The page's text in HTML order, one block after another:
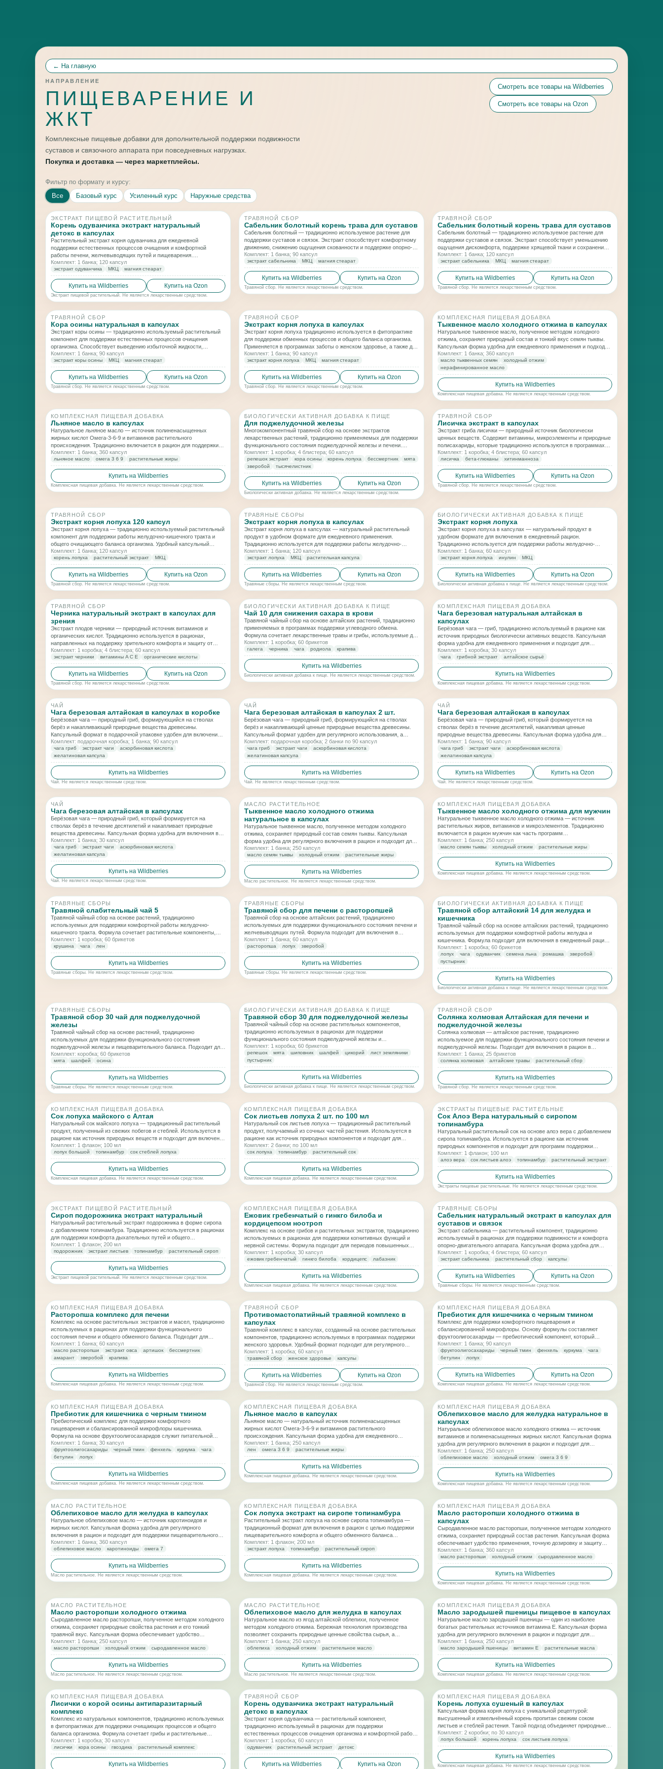
← На главную
НАПРАВЛЕНИЕ
ПИЩЕВАРЕНИЕ И
ЖКТ
Комплексные пищевые добавки для дополнительной поддержки подвижности
суставов и связочного аппарата при повседневных нагрузках.
Покупка и доставка — через маркетплейсы.
Смотреть все товары на Wildberries
Смотреть все товары на Ozon
Фильтр по формату и курсу:
Все
Базовый курс Усиленный курс Наружные средства
ЭКСТРАКТ ПИЩЕВОЙ РАСТИТЕЛЬНЫЙ
Корень одуванчика экстракт натуральный
детокс в капсулах
Растительный экстракт корня одуванчика для ежедневной
поддержки естественных процессов очищения и комфортной
работы печени, желчевыводящих путей и пищеварения.
Способствует нормализации функций ЖКТ и мягкому
лимфодренажному эффекту.
Комплект: 1 банка; 120 капсул
экстракт одуванчика МКЦ магния стеарат
Купить на Wildberries Купить на Ozon
Экстракт пищевой растительный. Не является лекарственным средством.
ТРАВЯНОЙ СБОР
Сабельник болотный корень трава для суставов
Сабельник болотный — традиционно используемое растение для
поддержки суставов и связок. Экстракт способствует комфортному
движению, снижению ощущения скованности и поддержке опорно-
двигательного аппарата при регулярном применении.
Комплект: 1 банка; 90 капсул
экстракт сабельника МКЦ магния стеарат
Купить на Wildberries Купить на Ozon
Травяной сбор. Не является лекарственным средством.
ТРАВЯНОЙ СБОР
Сабельник болотный корень трава для суставов
Сабельник болотный — традиционно используемое растение для
поддержки суставов и связок. Экстракт способствует уменьшению
ощущения дискомфорта, поддержке хрящевой ткани и сохранению
подвижности опорно-двигательного аппарата при регулярном
применении.
Комплект: 1 банка; 120 капсул
экстракт сабельника МКЦ магния стеарат
Купить на Wildberries Купить на Ozon
Травяной сбор. Не является лекарственным средством.
ТРАВЯНОЙ СБОР
Кора осины натуральная в капсулах
Экстракт коры осины — традиционно используемый растительный
компонент для поддержки естественных процессов очищения
организма. Способствует выведению избыточной жидкости,
поддержке работы поджелудочной железы и общему ощущению
лёгкости и комфорта при регулярном применении.
Комплект: 1 банка; 90 капсул
экстракт коры осины МКЦ магния стеарат
Купить на Wildberries Купить на Ozon
Травяной сбор. Не является лекарственным средством.
ТРАВЯНОЙ СБОР
Экстракт корня лопуха в капсулах
Экстракт корня лопуха традиционно используется в фитопрактике
для поддержки обменных процессов и общего баланса организма.
Применяется в программах заботы о женском здоровье, а также для
поддержки суставов и комфортного самочувствия при нарушениях
солевого обмена.
Комплект: 1 банка; 90 капсул
экстракт корня лопуха МКЦ магния стеарат
Купить на Wildberries Купить на Ozon
Травяной сбор. Не является лекарственным средством.
КОМПЛЕКСНАЯ ПИЩЕВАЯ ДОБАВКА
Тыквенное масло холодного отжима в капсулах
Натуральное тыквенное масло, полученное методом холодного
отжима, сохраняет природный состав и тонкий вкус семян тыквы.
Капсульная форма удобна для ежедневного применения и подходит
для включения в рацион как источник ценных растительных жиров.
Комплект: 1 банка; 360 капсул
масло тыквенных семян
холодный отжим
нерафинированное масло
Купить на Wildberries
Комплексная пищевая добавка. Не является лекарственным средством.
КОМПЛЕКСНАЯ ПИЩЕВАЯ ДОБАВКА
Льняное масло в капсулах
Натуральное льняное масло — источник полиненасыщенных
жирных кислот Омега-3-6-9 и витаминов растительного
происхождения. Традиционно включается в рацион для поддержки
комфортного пищеварения и естественных процессов очищения
кишечника.
Комплект: 1 банка; 360 капсул
льняное масло омега 3 6 9 растительные жиры
Купить на Wildberries
Комплексная пищевая добавка. Не является лекарственным средством.
БИОЛОГИЧЕСКИ АКТИВНАЯ ДОБАВКА К ПИЩЕ
Для поджелудочной железы
Многокомпонентный травяной сбор на основе экстрактов
лекарственных растений, традиционно применяемых для поддержки
функционального состояния поджелудочной железы и печени.
Комплекс направлен на мягкую поддержку обменных процессов,
снижение ощущения дискомфорта и общее улучшение
самочувствия.
Комплект: 1 коробка; 4 блистера; 60 капсул
репешок экстракт кора осины корень лопуха бессмертник
мята
зверобой
тысячелистник
Купить на Wildberries Купить на Ozon
Биологически активная добавка. Не является лекарственным средством.
ТРАВЯНОЙ СБОР
Лисичка экстракт в капсулах
Экстракт гриба лисички — природный источник биологически
ценных веществ. Содержит витамины, микроэлементы и природные
полисахариды, которые традиционно используются в программах
очищения и поддержки общего баланса организма.
Комплект: 1 коробка; 4 блистера; 60 капсул
лисичка бета-глюканы хитинманноза
Купить на Wildberries Купить на Ozon
Травяной сбор. Не является лекарственным средством.
ТРАВЯНОЙ СБОР
Экстракт корня лопуха 120 капсул
Экстракт корня лопуха — традиционно используемый растительный
компонент для поддержки работы желудочно-кишечного тракта и
общего очищающего баланса организма. Удобный капсульный
формат подходит для включения в ежедневный рацион.
Комплект: 1 банка; 120 капсул
корень лопуха растительный экстракт МКЦ
Купить на Wildberries Купить на Ozon
Травяной сбор. Не является лекарственным средством.
ТРАВЯНЫЕ СБОРЫ
Экстракт корня лопуха в капсулах
Экстракт корня лопуха в капсулах — натуральный растительный
продукт в удобном формате для ежедневного применения.
Традиционно используется для поддержки работы желудочно-
кишечного тракта, общего очищающего баланса организма и
комфортного самочувствия.
Комплект: 1 банка; 120 капсул
экстракт лопуха МКЦ растительная капсула
Купить на Wildberries Купить на Ozon
Травяные сборы. Не является лекарственным средством.
БИОЛОГИЧЕСКИ АКТИВНАЯ ДОБАВКА К ПИЩЕ
Экстракт корня лопуха
Экстракт корня лопуха в капсулах — натуральный продукт в
удобном формате для включения в ежедневный рацион.
Традиционно используется для поддержки работы желудочно-
кишечного тракта, общего очищающего баланса организма и
комфортного самочувствия.
Комплект: 1 банка; 60 капсул
экстракт корня лопуха инулин МКЦ
Купить на Wildberries Купить на Ozon
Биологически активная добавка к пище. Не является лекарственным средством.
ТРАВЯНОЙ СБОР
Черника натуральный экстракт в капсулах для
зрения
Экстракт плодов черники — природный источник витаминов и
органических кислот. Традиционно используется в рационах,
направленных на поддержку зрительного комфорта и защиту от
влияния внешних факторов при ежедневных нагрузках.
Комплект: 1 коробка; 4 блистера; 60 капсул
экстракт черники витамины A C E органические кислоты
Купить на Wildberries Купить на Ozon
Травяной сбор. Не является лекарственным средством.
БИОЛОГИЧЕСКИ АКТИВНАЯ ДОБАВКА К ПИЩЕ
Чай 10 для снижения сахара в крови
Травяной чайный сбор на основе алтайских растений, традиционно
применяемых в программах поддержки углеводного обмена.
Формула сочетает лекарственные травы и грибы, используемые для
поддержания баланса сахара и общего самочувствия при
включении в рацион.
Комплект: 1 коробка; 60 брикетов
галега черника чага родиола крапива
Купить на Wildberries
Биологически активная добавка к пище. Не является лекарственным средством.
КОМПЛЕКСНАЯ ПИЩЕВАЯ ДОБАВКА
Чага березовая натуральная алтайская в
капсулах
Берёзовая чага — гриб, традиционно используемый в рационе как
источник природных биологически активных веществ. Капсульная
форма удобна для ежедневного применения и подходит для
программ поддержки общего тонуса и защитных сил организма.
Комплект: 1 коробка; 30 капсул
чага грибной экстракт алтайское сырьё
Купить на Wildberries
Комплексная пищевая добавка. Не является лекарственным средством.
ЧАЙ
Чага березовая алтайская в капсулах в коробке
Берёзовая чага — природный гриб, формирующийся на стволах
берёз и накапливающий природные вещества древесины.
Капсульный формат в подарочной упаковке удобен для включения в
рацион и ежедневного использования.
Комплект: подарочная коробка; 1 банка; 90 капсул
чага гриб экстракт чаги
аскорбиновая кислота
желатиновая капсула
Купить на Wildberries
Чай. Не является лекарственным средством.
ЧАЙ
Чага березовая алтайская в капсулах 2 шт.
Берёзовая чага — природный гриб, формирующийся на стволах
берёз и накапливающий ценные природные вещества древесины.
Капсульный формат удобен для регулярного использования, а
набор из двух банок подойдёт для длительного применения.
Комплект: подарочная коробка; 2 банки по 90 капсул
чага гриб экстракт чаги
аскорбиновая кислота
желатиновая капсула
Купить на Wildberries
Чай. Не является лекарственным средством.
ЧАЙ
Чага березовая алтайская в капсулах
Берёзовая чага — природный гриб, который формируется на
стволах берёз в течение десятилетий, накапливая ценные
природные вещества древесины. Капсульная форма удобна для
регулярного применения и включения в рацион.
Комплект: 1 банка; 90 капсул
чага гриб экстракт чаги
аскорбиновая кислота
желатиновая капсула
Купить на Wildberries Купить на Ozon
Чай. Не является лекарственным средством.
ЧАЙ
Чага березовая алтайская в капсулах
Берёзовая чага — природный гриб, который формируется на
стволах берёз в течение десятилетий и накапливает природные
вещества древесины. Капсульная форма удобна для включения в
рацион и регулярного применения.
Комплект: 1 банка; 30 капсул
чага гриб экстракт чаги
аскорбиновая кислота
желатиновая капсула
Купить на Wildberries
Чай. Не является лекарственным средством.
МАСЛО РАСТИТЕЛЬНОЕ
Тыквенное масло холодного отжима
натуральное в капсулах
Натуральное тыквенное масло, полученное методом холодного
отжима, сохраняет природный состав семян тыквы. Капсульная
форма удобна для регулярного включения в рацион и подходит для
поддержки общего баланса организма и качества питания.
Комплект: 1 банка; 250 капсул
масло семян тыквы холодный отжим растительные жиры
Купить на Wildberries
Масло растительное. Не является лекарственным средством.
КОМПЛЕКСНАЯ ПИЩЕВАЯ ДОБАВКА
Тыквенное масло холодного отжима для мужчин
Натуральное тыквенное масло холодного отжима — источник
растительных жиров, витаминов и микроэлементов. Традиционно
включается в рацион мужчин как часть программ
сбалансированного питания и поддержки общего тонуса организма.
Комплект: 1 банка; 250 капсул
масло семян тыквы холодный отжим растительные жиры
Купить на Wildberries
Комплексная пищевая добавка. Не является лекарственным средством.
ТРАВЯНЫЕ СБОРЫ
Травяной слабительный чай 5
Травяной чайный сбор на основе растений, традиционно
используемых для поддержки комфортной работы желудочно-
кишечного тракта. Формула сочетает растительные компоненты,
применяемые в рационах для мягкого очищения и поддержания
пищеварительного баланса.
Комплект: 1 коробка; 60 брикетов
крушина чага лен
Купить на Wildberries
Травяные сборы. Не является лекарственным средством.
ТРАВЯНЫЕ СБОРЫ
Травяной сбор для печени с расторопшей
Травяной сбор на основе алтайских растений, традиционно
используемых для поддержки функционального состояния печени и
желчевыводящих путей. Формула подходит для включения в
программы мягкого очищения и поддержания комфортного
пищеварения.
Комплект: 1 банка; 60 капсул
расторопша лопух зверобой
Купить на Wildberries
Травяные сборы. Не является лекарственным средством.
БИОЛОГИЧЕСКИ АКТИВНАЯ ДОБАВКА К ПИЩЕ
Травяной сбор алтайский 14 для желудка и
кишечника
Травяной чайный сбор на основе алтайских растений, традиционно
используемых для поддержки комфортной работы желудка и
кишечника. Формула подходит для включения в ежедневный рацион
и сочетает растения, применяемые в практиках заботы о
пищеварительном балансе.
Комплект: 1 коробка; 60 брикетов
лопух чага одуванчик семена льна ромашка
зверобой
пустырник
Купить на Wildberries
Биологически активная добавка к пище. Не является лекарственным средством.
ТРАВЯНЫЕ СБОРЫ
Травяной сбор 30 чай для поджелудочной
железы
Травяной чайный сбор на основе растений, традиционно
используемых для поддержки функционального состояния
поджелудочной железы и пищеварительного баланса. Подходит для
включения в рацион в рамках программ заботы о работе ЖКТ.
Комплект: коробка; 60 брикетов
мята шалфей осина
Купить на Wildberries
Травяные сборы. Не является лекарственным средством.
БИОЛОГИЧЕСКИ АКТИВНАЯ ДОБАВКА К ПИЩЕ
Травяной сбор 30 для поджелудочной железы
Травяной чайный сбор на основе растительных компонентов,
традиционно используемых в рационах для поддержки
функционального состояния поджелудочной железы и
пищеварительного баланса. Подходит для включения в ежедневный
рацион в рамках комплексного подхода к питанию.
Комплект: 1 коробка; 60 брикетов
репешок мята шиповник шалфей цикорий
лист земляники
пустырник
Купить на Wildberries
Биологически активная добавка к пище. Не является лекарственным средством.
ТРАВЯНОЙ СБОР
Солянка холмовая Алтайская для печени и
поджелудочной железы
Солянка холмовая — алтайское растение, традиционно
используемое для поддержки функционального состояния печени и
поджелудочной железы. Подходит для включения в рацион в
программах заботы о пищеварительном и обменном балансе
организма.
Комплект: 1 банка; 25 брикетов
солянка холмовая алтайские травы растительный сбор
Купить на Wildberries
Травяной сбор. Не является лекарственным средством.
КОМПЛЕКСНАЯ ПИЩЕВАЯ ДОБАВКА
Сок лопуха майского с Алтая
Натуральный сок майского лопуха — традиционный растительный
продукт, полученный из свежих побегов и стеблей. Используется в
рационе как источник природных веществ и подходит для включения
в программы общего оздоровления и поддержки обменных
процессов.
Комплект: 1 флакон; 100 мл
лопух большой топинамбур сок стеблей лопуха
Купить на Wildberries
Комплексная пищевая добавка. Не является лекарственным средством.
КОМПЛЕКСНАЯ ПИЩЕВАЯ ДОБАВКА
Сок листьев лопуха 2 шт. по 100 мл
Натуральный сок листьев лопуха — традиционный растительный
продукт, получаемый из сочных частей растения. Используется в
рационе как источник природных компонентов и подходит для
программ общего оздоровления и поддержки обменных процессов.
Комплект: 2 банки; по 100 мл
сок лопуха топинамбур растительный сок
Купить на Wildberries
Комплексная пищевая добавка. Не является лекарственным средством.
ЭКСТРАКТЫ ПИЩЕВЫЕ РАСТИТЕЛЬНЫЕ
Сок Алоэ Вера натуральный с сиропом
топинамбура
Натуральный растительный сок на основе алоэ вера с добавлением
сиропа топинамбура. Используется в рационе как источник
природных компонентов и подходит для программ поддержки
обменных процессов и общего баланса организма.
Комплект: 1 флакон; 100 мл
алоэ вера сок листьев алоэ топинамбур растительный экстракт
Купить на Wildberries
Экстракты пищевые растительные. Не является лекарственным средством.
ЭКСТРАКТ ПИЩЕВОЙ РАСТИТЕЛЬНЫЙ
Сироп подорожника экстракт натуральный
Натуральный растительный экстракт подорожника в форме сиропа
с добавлением топинамбура. Традиционно используется в рационах
для поддержки комфорта дыхательных путей и общего
самочувствия в период сезонных нагрузок.
Комплект: 1 флакон; 200 мл
подорожник экстракт листьев топинамбур растительный сироп
Купить на Wildberries
Экстракт пищевой растительный. Не является лекарственным средством.
КОМПЛЕКСНАЯ ПИЩЕВАЯ ДОБАВКА
Ежовик гребенчатый с гинкго билоба и
кордицепсом ноотроп
Комплекс на основе грибов и растительных экстрактов, традиционно
используемых в рационах для поддержки когнитивных функций и
нервной системы. Формула подходит для периодов повышенных
умственных нагрузок, концентрации внимания и общего нервного
баланса.
Комплект: 1 коробка; 30 капсул
ежовик гребенчатый гинкго билоба кордицепс лабазник
Купить на Wildberries
Комплексная пищевая добавка. Не является лекарственным средством.
ТРАВЯНЫЕ СБОРЫ
Сабельник натуральный экстракт в капсулах для
суставов и связок
Экстракт сабельника — растительный компонент, традиционно
используемый в рационах для поддержки подвижности и комфорта
опорно-двигательного аппарата. Капсульная форма удобна для
регулярного применения в повседневном ритме.
Комплект: 1 коробка; 4 блистера; 60 капсул
экстракт сабельника растительный сбор капсулы
Купить на Wildberries Купить на Ozon
Травяные сборы. Не является лекарственным средством.
КОМПЛЕКСНАЯ ПИЩЕВАЯ ДОБАВКА
Расторопша комплекс для печени
Комплекс на основе растительных экстрактов и масел, традиционно
используемых в рационах для поддержки функционального
состояния печени и общего обменного баланса. Подходит для
включения в программы заботы о самочувствии и качестве питания.
Комплект: 1 банка; 60 капсул
масло расторопши экстракт овса артишок
бессмертник
амарант
зверобой крапива
Купить на Wildberries
Комплексная пищевая добавка. Не является лекарственным средством.
ТРАВЯНОЙ СБОР
Противомастопатийный травяной комплекс в
капсулах
Травяной комплекс в капсулах, созданный на основе растительных
компонентов, традиционно используемых в программах поддержки
женского здоровья. Удобный формат подходит для регулярного
применения и включения в рацион.
Комплект: 1 коробка; 60 капсул
травяной сбор женское здоровье капсулы
Купить на Wildberries Купить на Ozon
Травяной сбор. Не является лекарственным средством.
КОМПЛЕКСНАЯ ПИЩЕВАЯ ДОБАВКА
Пребиотик для кишечника с черным тмином
Комплекс для поддержки комфортного пищеварения и
сбалансированной микрофлоры. Основу формулы составляют
фруктоолигосахариды — пребиотический компонент, который
служит питательной средой для полезных бактерий и помогает
поддерживать гармоничную работу кишечника.
Комплект: 1 банка; 90 капсул
фруктоолигосахариды черный тмин фенхель куркума
чага
бетулин
лопух
Купить на Wildberries Купить на Ozon
Комплексная пищевая добавка. Не является лекарственным средством.
КОМПЛЕКСНАЯ ПИЩЕВАЯ ДОБАВКА
Пребиотик для кишечника с черным тмином
Пребиотический комплекс для поддержки комфортного
пищеварения и сбалансированной микрофлоры кишечника.
Формула на основе фруктоолигосахаридов служит питательной
средой для полезных бактерий и подходит для ежедневного
включения в рацион.
Комплект: 1 банка; 30 капсул
фруктоолигосахариды черный тмин фенхель куркума
чага
бетулин
лопух
Купить на Wildberries
Комплексная пищевая добавка. Не является лекарственным средством.
КОМПЛЕКСНАЯ ПИЩЕВАЯ ДОБАВКА
Льняное масло в капсулах
Льняное масло — натуральный источник полиненасыщенных
жирных кислот Омега-3-6-9 и витаминов растительного
происхождения. Капсульная форма удобна для ежедневного
включения в рацион и поддержки сбалансированного питания.
Комплект: 1 банка; 250 капсул
лен омега 3 6 9 растительные жиры
Купить на Wildberries
Комплексная пищевая добавка. Не является лекарственным средством.
КОМПЛЕКСНАЯ ПИЩЕВАЯ ДОБАВКА
Облепиховое масло для желудка натуральное в
капсулах
Натуральное облепиховое масло холодного отжима — источник
витаминов и полиненасыщенных жирных кислот. Капсульная форма
удобна для регулярного включения в рацион и подходит для
поддержки пищеварительного баланса и общего самочувствия.
Комплект: 1 банка; 250 капсул
облепиховое масло холодный отжим омега 3 6 9
Купить на Wildberries
Комплексная пищевая добавка. Не является лекарственным средством.
МАСЛО РАСТИТЕЛЬНОЕ
Облепиховое масло для желудка в капсулах
Натуральное облепиховое масло — источник каротиноидов и
жирных кислот. Капсульная форма удобна для регулярного
включения в рацион и подходит для поддержки пищеварительного
комфорта.
Комплект: 1 банка; 360 капсул
облепиховое масло каротиноиды омега 7
Купить на Wildberries
Масло растительное. Не является лекарственным средством.
КОМПЛЕКСНАЯ ПИЩЕВАЯ ДОБАВКА
Сок лопуха экстракт на сиропе топинамбура
Растительный экстракт лопуха на основе сиропа топинамбура —
традиционный формат для включения в рацион с целью поддержки
пищеварительного комфорта и общего обменного баланса
организма.
Комплект: 1 флакон; 200 мл
экстракт лопуха топинамбур растительный сироп
Купить на Wildberries
Комплексная пищевая добавка. Не является лекарственным средством.
КОМПЛЕКСНАЯ ПИЩЕВАЯ ДОБАВКА
Масло расторопши холодного отжима в
капсулах
Сыродавленное масло расторопши, полученное методом холодного
отжима, сохраняет природный состав растения. Капсульная форма
обеспечивает удобство применения, точную дозировку и защиту
масла от окисления при хранении.
Комплект: 1 банка; 360 капсул
масло расторопши холодный отжим сыродавленное масло
Купить на Wildberries
Комплексная пищевая добавка. Не является лекарственным средством.
МАСЛО РАСТИТЕЛЬНОЕ
Масло расторопши холодного отжима
Сыродавленное масло расторопши, полученное методом холодного
отжима, сохраняет природные свойства растения и его тонкий
травяной вкус. Капсульная форма обеспечивает удобство
применения, точную дозировку и защиту масла от окисления.
Комплект: 1 банка; 250 капсул
масло расторопши холодный отжим сыродавленное масло
Купить на Wildberries
Масло растительное. Не является лекарственным средством.
МАСЛО РАСТИТЕЛЬНОЕ
Облепиховое масло для желудка в капсулах
Натуральное масло из ягод алтайской облепихи, полученное
методом холодного отжима. Бережная технология производства
позволяет сохранить природные ценные свойства сырья, а
капсульная форма обеспечивает удобство применения и точную
дозировку.
Комплект: 1 банка; 250 капсул
облепиха холодный отжим растительное масло
Купить на Wildberries
Масло растительное. Не является лекарственным средством.
КОМПЛЕКСНАЯ ПИЩЕВАЯ ДОБАВКА
Масло зародышей пшеницы пищевое в капсулах
Натуральное масло зародышей пшеницы — один из наиболее
богатых растительных источников витамина E. Капсульная форма
удобна для регулярного включения в рацион и подходит для
поддержки антиоксидантного баланса и общего самочувствия.
Комплект: 1 банка; 250 капсул
масло зародышей пшеницы витамин E растительные масла
Купить на Wildberries
Комплексная пищевая добавка. Не является лекарственным средством.
КОМПЛЕКСНАЯ ПИЩЕВАЯ ДОБАВКА
Лисички с корой осины антипаразитарный
комплекс
Комплекс из натуральных компонентов, традиционно используемых
в фитопрактиках для поддержки очищающих процессов и общего
баланса организма. Формула сочетает грибы и растительные
ингредиенты в удобной капсульной форме.
Комплект: 1 коробка; 30 капсул
лисички кора осины гвоздика растительный комплекс
Купить на Wildberries
ТРАВЯНОЙ СБОР
Корень одуванчика экстракт натуральный
детокс в капсулах
Экстракт корня одуванчика — растительный компонент,
традиционно используемый в рационах для поддержки
естественных процессов очищения организма и комфортной работы
печени и желчевыводящих путей. Удобный капсульный формат
подходит для регулярного применения.
Комплект: 1 коробка; 60 капсул
одуванчик растительный экстракт детокс
Купить на Wildberries Купить на Ozon
КОМПЛЕКСНАЯ ПИЩЕВАЯ ДОБАВКА
Корень лопуха сушеный в капсулах
Капсульная форма корня лопуха с уникальной рецептурой:
высушенный и измельчённый корень пропитан свежим соком
листьев и стеблей растения. Такой подход объединяет природные
свойства разных частей лопуха и подходит для включения в рацион
в программах общего очищения и поддержки пищеварительного
баланса.
Комплект: 2 коробки; по 30 капсул
лопух большой корень лопуха сок листьев лопуха
Купить на Wildberries
Комплексная пищевая добавка. Не является лекарственным средством.